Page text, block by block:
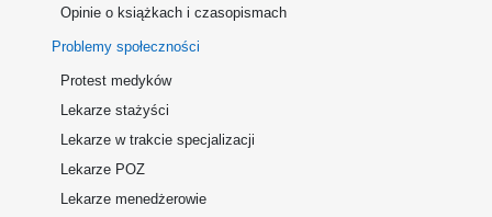
Opinie o książkach i czasopismach
Problemy społeczności
Protest medyków
Lekarze stażyści
Lekarze w trakcie specjalizacji
Lekarze POZ
Lekarze menedżerowie